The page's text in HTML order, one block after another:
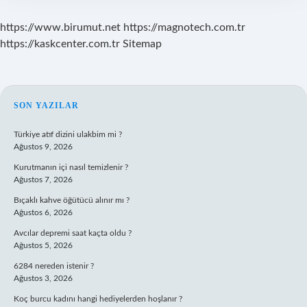
https://www.birumut.net https://magnotech.com.tr
https://kaskcenter.com.tr Sitemap
SIDEBAR
SON YAZILAR
Türkiye atıf dizini ulakbim mi ?
Ağustos 9, 2026
Kurutmanın içi nasıl temizlenir ?
Ağustos 7, 2026
Bıçaklı kahve öğütücü alınır mı ?
Ağustos 6, 2026
Avcılar depremi saat kaçta oldu ?
Ağustos 5, 2026
6284 nereden istenir ?
Ağustos 3, 2026
Koç burcu kadını hangi hediyelerden hoşlanır ?